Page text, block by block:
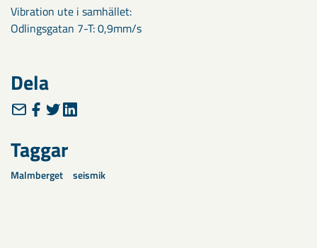
Vibration ute i samhället:
Odlingsgatan 7-T: 0,9mm/s
Dela
Taggar
Malmberget seismik